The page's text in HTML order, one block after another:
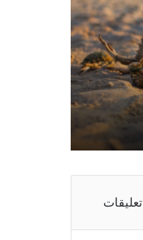
اني
حارس
شخصي
تعليقات